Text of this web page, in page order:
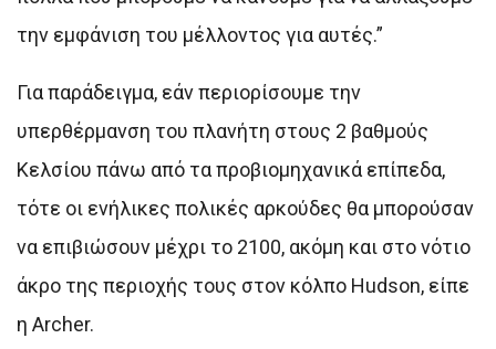
την εμφάνιση του μέλλοντος για αυτές.”
Για παράδειγμα, εάν περιορίσουμε την
υπερθέρμανση του πλανήτη στους 2 βαθμούς
Κελσίου πάνω από τα προβιομηχανικά επίπεδα,
τότε οι ενήλικες πολικές αρκούδες θα μπορούσαν
να επιβιώσουν μέχρι το 2100, ακόμη και στο νότιο
άκρο της περιοχής τους στον κόλπο Hudson, είπε
η Archer.